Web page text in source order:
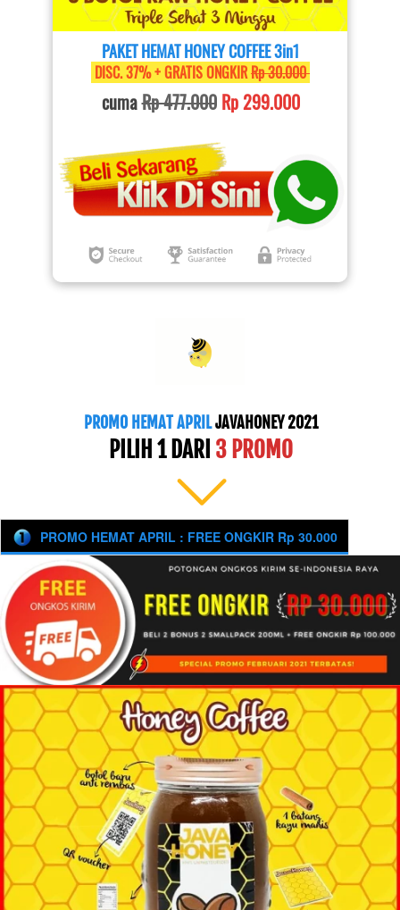
PAKET HEMAT HONEY COFFEE 3in1
DISC. 37% + GRATIS ONGKIR Rp 30.000
cuma Rp 477.000 Rp 299.000
PROMO HEMAT APRIL JAVAHONEY 2021
PILIH 1 DARI 3 PROMO
PROMO HEMAT APRIL : FREE ONGKIR Rp 30.000